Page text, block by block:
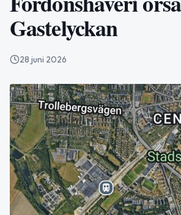
Gastelyckan
28 juni 2026